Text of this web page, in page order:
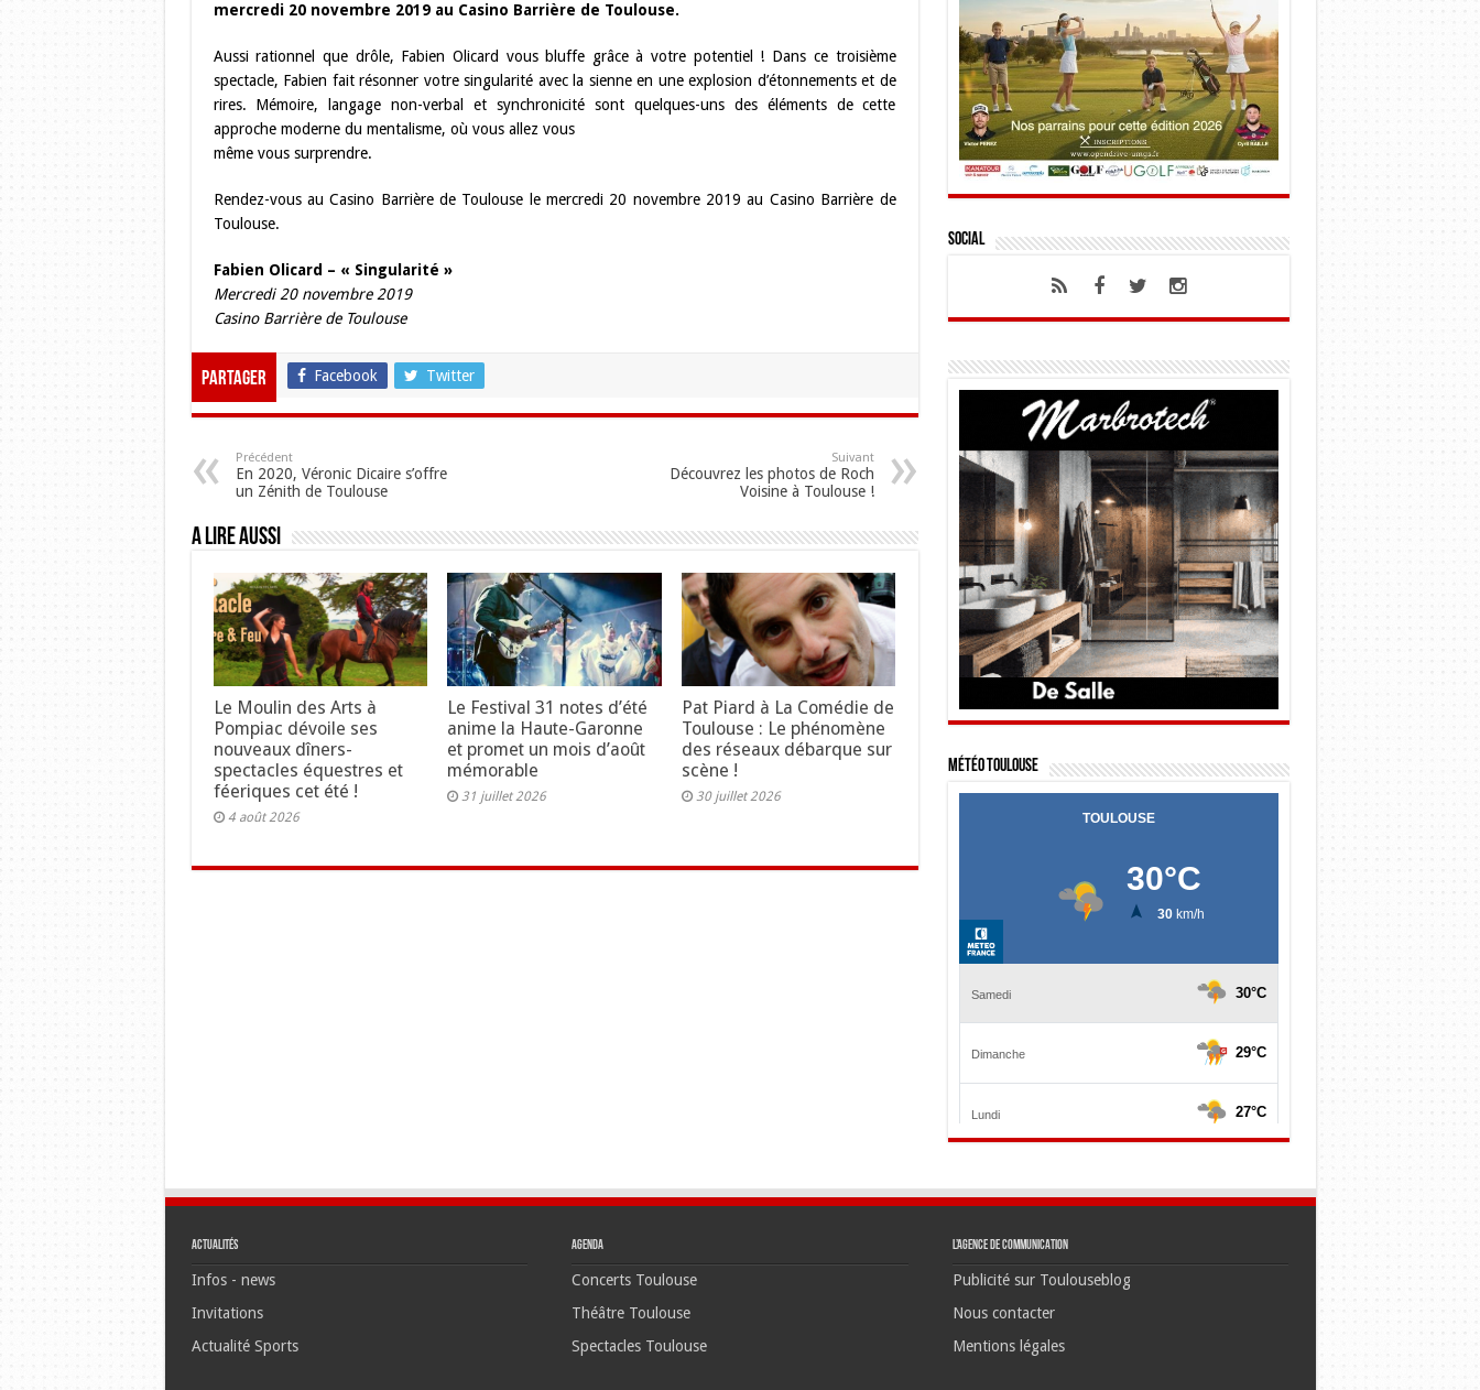
mercredi 20 novembre 2019 au Casino Barrière de Toulouse.
Aussi rationnel que drôle, Fabien Olicard vous bluffe grâce à votre potentiel ! Dans ce troisième
spectacle, Fabien fait résonner votre singularité avec la sienne en une explosion d’étonnements et de
rires. Mémoire, langage non-verbal et synchronicité sont quelques-uns des éléments de cette
approche moderne du mentalisme, où vous allez vous
même vous surprendre.
Rendez-vous au Casino Barrière de Toulouse le mercredi 20 novembre 2019 au Casino Barrière de
Toulouse.
Fabien Olicard – « Singularité »
Mercredi 20 novembre 2019
Casino Barrière de Toulouse
Partager Facebook Twitter
Précédent
En 2020, Véronic Dicaire s’offre
un Zénith de Toulouse
Suivant
Découvrez les photos de Roch
Voisine à Toulouse !
A lire aussi
Le Moulin des Arts à
Pompiac dévoile ses
nouveaux dîners-
spectacles équestres et
féeriques cet été !
4 août 2026
Le Festival 31 notes d’été
anime la Haute-Garonne
et promet un mois d’août
mémorable
31 juillet 2026
Pat Piard à La Comédie de
Toulouse : Le phénomène
des réseaux débarque sur
scène !
30 juillet 2026
Social
Météo Toulouse
Actualités
Infos - news
Invitations
Actualité Sports
Agenda
Concerts Toulouse
Théâtre Toulouse
Spectacles Toulouse
L’agence de communication
Publicité sur Toulouseblog
Nous contacter
Mentions légales